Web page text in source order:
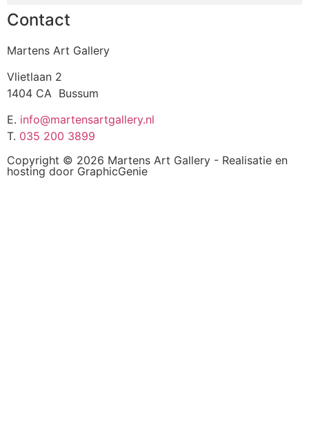
Contact
Martens Art Gallery
Vlietlaan 2
1404 CA Bussum
E. info@martensartgallery.nl
T. 035 200 3899
Copyright © 2026 Martens Art Gallery - Realisatie en
hosting door GraphicGenie